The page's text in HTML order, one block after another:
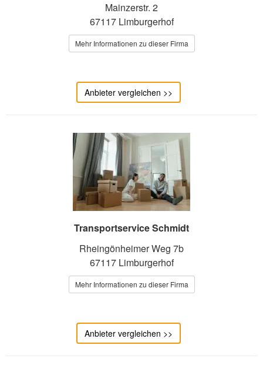
Mainzerstr. 2
67117 Limburgerhof
Mehr Informationen zu dieser Firma
Anbieter vergleichen >>
Transportservice Schmidt
Rheingönheimer Weg 7b
67117 Limburgerhof
Mehr Informationen zu dieser Firma
Anbieter vergleichen >>